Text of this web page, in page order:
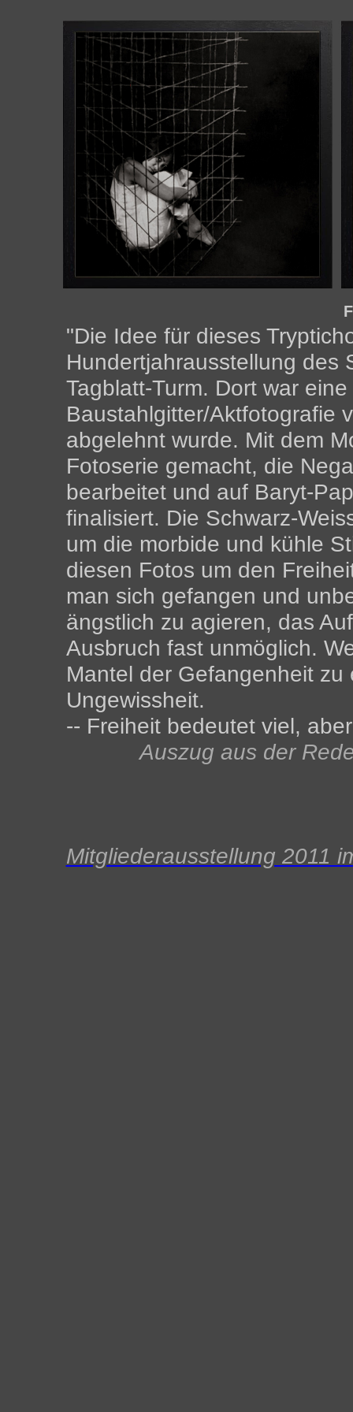
"Die Idee für dieses
Hundertjahrausstellung des
Tagblatt-Turm. Dort war
Baustahlgitter/Aktfotografie
abgelehnt wurde. Mit dem
Fotoserie gemacht, die
bearbeitet und auf Baryt-
finalisiert. Die Schwarz-
um die morbide und kühle
diesen Fotos um den
man sich gefangen und
ängstlich zu agieren, das
Ausbruch fast unmöglich.
Mantel der Gefangenheit
Ungewissheit.
-- Freiheit bedeutet viel,
Auszug aus der
Mitgliederausstellung 2011